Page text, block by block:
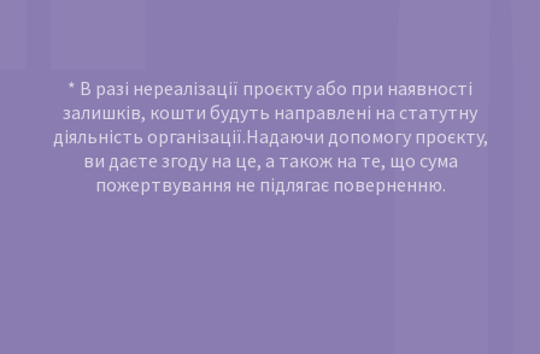
* В разі нереалізації проєкту або при наявності
залишків, кошти будуть направлені на статутну
діяльність організації.Надаючи допомогу проєкту,
ви даєте згоду на це, а також на те, що сума
пожертвування не підлягає поверненню.